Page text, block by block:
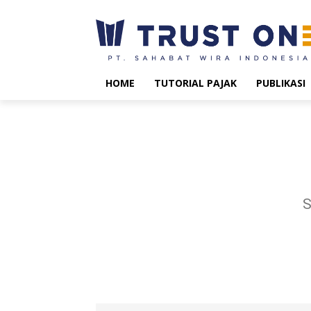
HOME TUTORIAL PAJAK PUBLIKASI